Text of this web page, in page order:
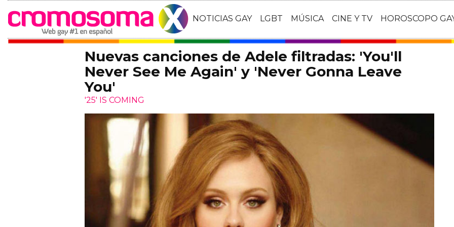
NOTICIAS GAY LGBT MÚSICA CINE Y TV HOROSCOPO
Nuevas canciones de Adele filtradas: 'You'll
Never See Me Again' y 'Never Gonna Leave
You'
'25' IS COMING